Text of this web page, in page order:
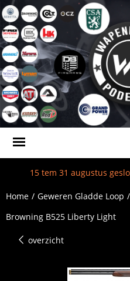
15 tem 31 augustus
Home / Geweren Gladde Loop /
Browning B525 Liberty Light
overzicht